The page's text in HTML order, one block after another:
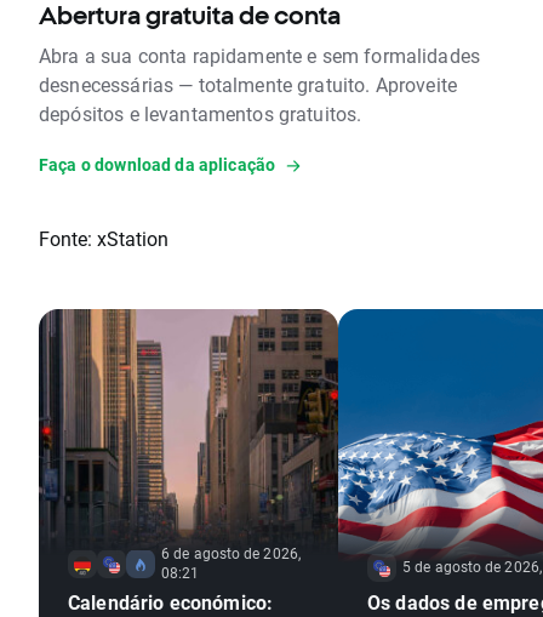
Abertura gratuita de conta
Abra a sua conta rapidamente e sem formalidades
desnecessárias — totalmente gratuito. Aproveite
depósitos e levantamentos gratuitos.
Faça o download da aplicação
Fonte: xStation
6 de agosto de 2026,
08:21
Calendário económico:
5 de agosto de
Os dados de